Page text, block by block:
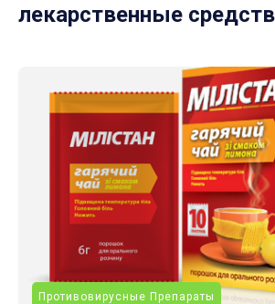
лекарственные
Противовирусные Препараты